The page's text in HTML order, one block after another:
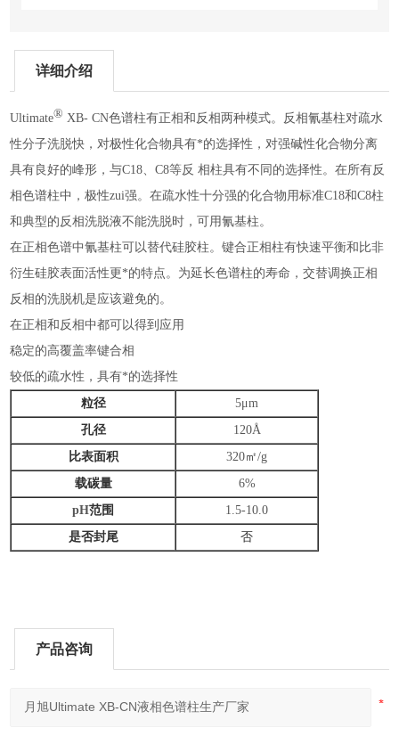
详细介绍
Ultimate® XB- CN色谱柱有正相和反相两种模式。反相氰基柱对疏水
性分子洗脱快，对极性化合物具有*的选择性，对强碱性化合物分离
具有良好的峰形，与C18、C8等反 相柱具有不同的选择性。在所有反
相色谱柱中，极性zui强。在疏水性十分强的化合物用标准C18和C8柱
和典型的反相洗脱液不能洗脱时，可用氰基柱。
在正相色谱中氰基柱可以替代硅胶柱。键合正相柱有快速平衡和比非
衍生硅胶表面活性更*的特点。为延长色谱柱的寿命，交替调换正相
反相的洗脱机是应该避免的。
在正相和反相中都可以得到应用
稳定的高覆盖率键合相
较低的疏水性，具有*的选择性
粒径
5μm
孔径
120Å
比表面积
320㎡/g
载碳量
6%
pH范围
1.5-10.0
是否封尾
否
产品咨询